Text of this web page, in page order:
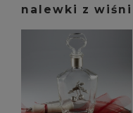
nalewki z wiśni